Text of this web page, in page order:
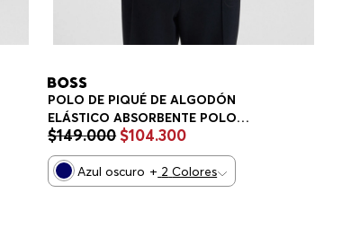
POLO DE PIQUÉ DE ALGODÓN
ELÁSTICO ABSORBENTE POLO
REGULAR FIT HOMBRE
$149.000 $104.300
Azul oscuro + 2 Colores